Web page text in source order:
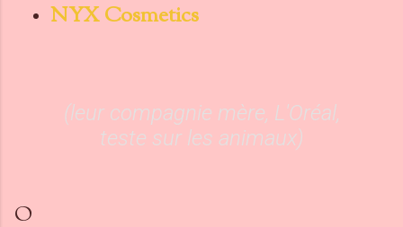
NYX Cosmetics
(leur compagnie mère, L'Oréal,
teste sur les animaux)
O